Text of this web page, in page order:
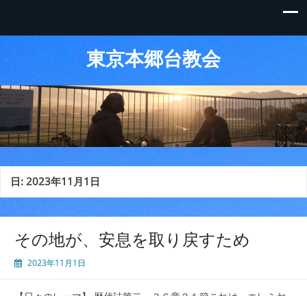
東京本郷台教会
日:2023年11月1日
その地が、安息を取り戻すため
2023年11月1日